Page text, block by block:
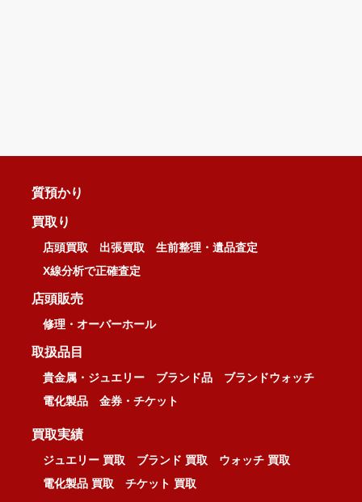
質預かり
買取り
店頭買取 出張買取
生前整理・遺品査定
X線分析で正確査定
店頭販売
修理・オーバーホール
取扱品目
貴金属・ジュエリー ブランド品
ブランドウォッチ
電化製品
金券・チケット
買取実績
ジュエリー 買取 ブランド 買取
ウォッチ 買取
電化製品 買取
チケット 買取